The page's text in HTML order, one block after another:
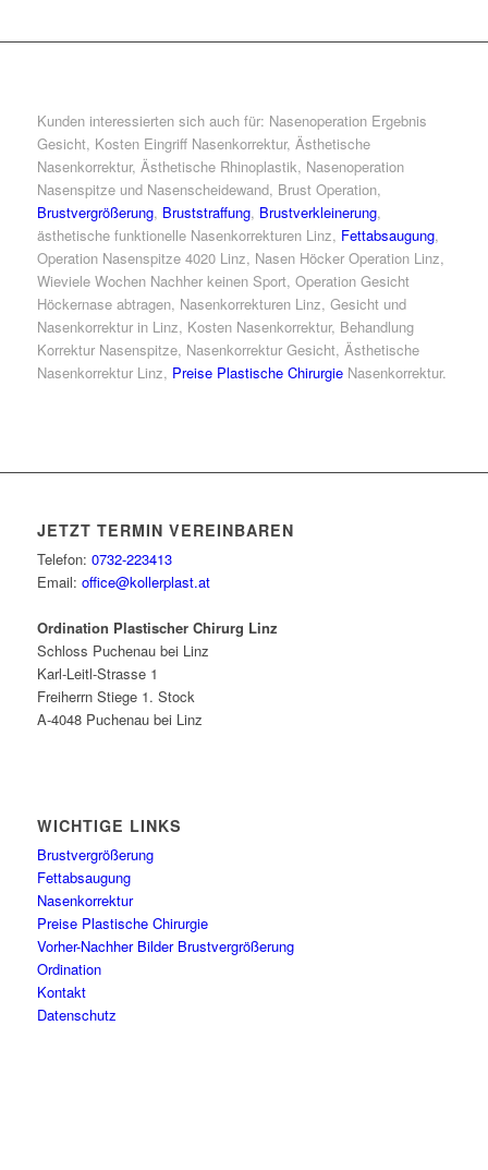
Kunden interessierten sich auch für: Nasenoperation Ergebnis
Gesicht, Kosten Eingriff Nasenkorrektur, Ästhetische
Nasenkorrektur, Ästhetische Rhinoplastik, Nasenoperation
Nasenspitze und Nasenscheidewand, Brust Operation,
Brustvergrößerung, Bruststraffung, Brustverkleinerung,
ästhetische funktionelle Nasenkorrekturen Linz, Fettabsaugung,
Operation Nasenspitze 4020 Linz, Nasen Höcker Operation Linz,
Wieviele Wochen Nachher keinen Sport, Operation Gesicht
Höckernase abtragen, Nasenkorrekturen Linz, Gesicht und
Nasenkorrektur in Linz, Kosten Nasenkorrektur, Behandlung
Korrektur Nasenspitze, Nasenkorrektur Gesicht, Ästhetische
Nasenkorrektur Linz, Preise Plastische ChirurgieNasenkorrektur.
JETZT TERMIN VEREINBAREN
Telefon: 0732-223413
Email: office@kollerplast.at
Ordination Plastischer Chirurg Linz
Schloss Puchenau bei Linz
Karl-Leitl-Strasse 1
Freiherrn Stiege 1. Stock
A-4048 Puchenau bei Linz
WICHTIGE LINKS
Brustvergrößerung
Fettabsaugung
Nasenkorrektur
Preise Plastische Chirurgie
Vorher-Nachher Bilder Brustvergrößerung
Ordination
Kontakt
Datenschutz